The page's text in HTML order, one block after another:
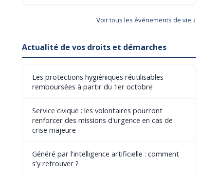
Voir tous les événements de vie ↓
Actualité de vos droits et démarches
Les protections hygiéniques réutilisables
remboursées à partir du 1er octobre
Service civique : les volontaires pourront
renforcer des missions d'urgence en cas de
crise majeure
Généré par l’intelligence artificielle : comment
s’y retrouver ?